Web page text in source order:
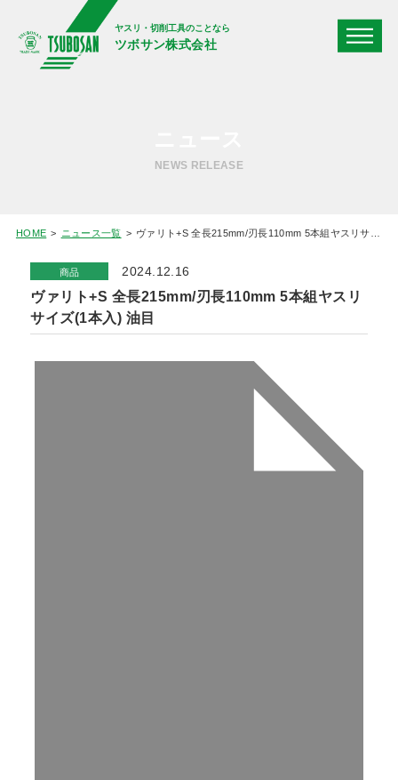
ヤスリ・切削工具のことなら
ツボサン株式会社
NEWS RELEASE
HOME ニュース一覧 ヴァリト+S 全長215mm/刃長110mm 5本組ヤスリサイズ(1本入) 油目
商品 2024.12.16
ヴァリト+S 全長215mm/刃長110mm 5本組ヤスリ
サイズ(1本入) 油目